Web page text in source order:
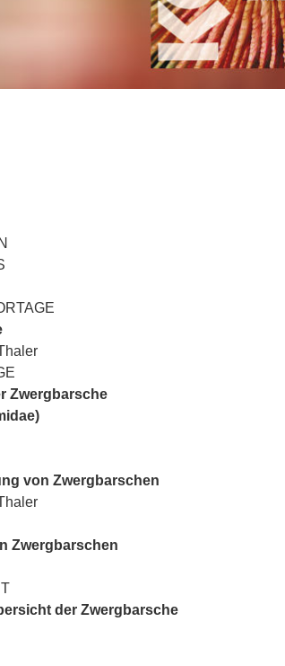
Zwergbarsche
von Zwergbarschen
Zwergbarschen
der Zwergbarsche